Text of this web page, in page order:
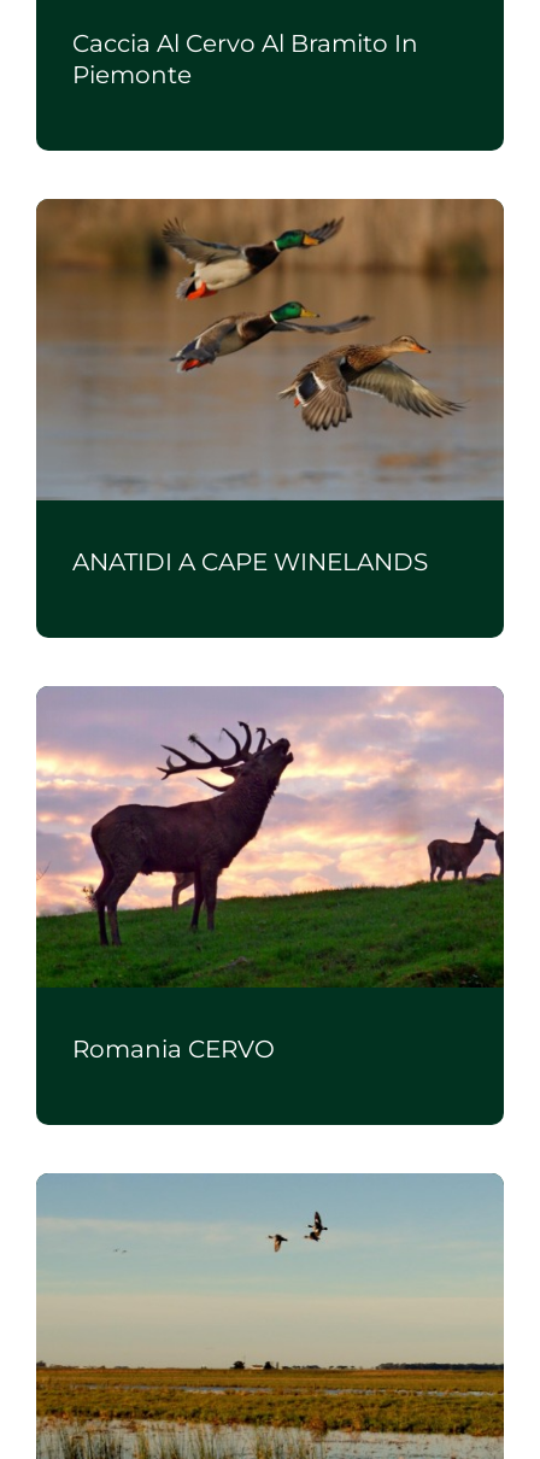
Caccia Al Cervo Al Bramito In
Piemonte
ANATIDI A CAPE WINELANDS
Romania CERVO